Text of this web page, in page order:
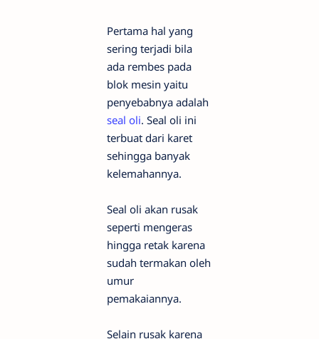
Pertama hal yang
sering terjadi bila
ada rembes pada
blok mesin yaitu
penyebabnya adalah
seal oli. Seal oli ini
terbuat dari karet
sehingga banyak
kelemahannya.
Seal oli akan rusak
seperti mengeras
hingga retak karena
sudah termakan oleh
umur
pemakaiannya.
Selain rusak karena